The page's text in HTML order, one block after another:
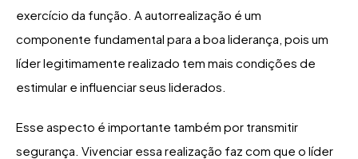
exercício da função. A autorrealização é um
componente fundamental para a boa liderança, pois um
líder legitimamente realizado tem mais condições de
estimular e influenciar seus liderados.
Esse aspecto é importante também por transmitir
segurança. Vivenciar essa realização faz com que o líder